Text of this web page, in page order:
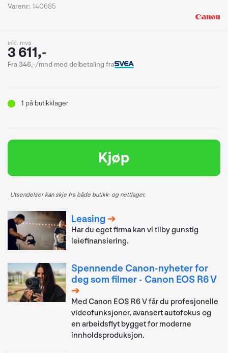
Varenr: 140685
inkl. mva
3 611,-
Fra 346,-/mnd med delbetaling fra
1 på butikklager
Kjøp
Utsendelser kan skje fra både butikk- og nettlager.
Leasing
Har du eget firma kan vi tilby gunstig
leiefinansiering.
Spennende Canon-nyheter for
deg som filmer - Canon EOS R6 V
Med Canon EOS R6 V får du profesjonelle
videofunksjoner, avansert autofokus og
en arbeidsflyt bygget for moderne
innholdsproduksjon.